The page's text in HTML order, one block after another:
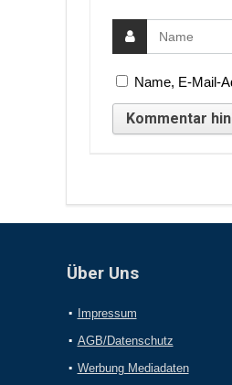
Name, E-Mail-
Über Uns
Impressum
AGB/Datenschutz
Werbung Mediadaten